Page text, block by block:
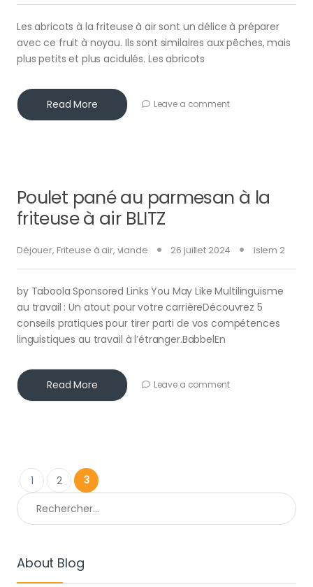
Les abricots à la friteuse à air sont un délice à préparer
avec ce fruit à noyau. Ils sont similaires aux pêches, mais
plus petits et plus acidulés. Les abricots
Read More Leave a comment
Poulet pané au parmesan à la
friteuse à air BLITZ
Déjouer, Friteuse à air, viande 26 juillet 2024 islem 2
by Taboola Sponsored Links You May Like Multilinguisme
au travail : Un atout pour votre carrièreDécouvrez 5
conseils pratiques pour tirer parti de vos compétences
linguistiques au travail à l’étranger.BabbelEn
Read More Leave a comment
Pagination des publications
1 2
3
Rechercher :
About Blog